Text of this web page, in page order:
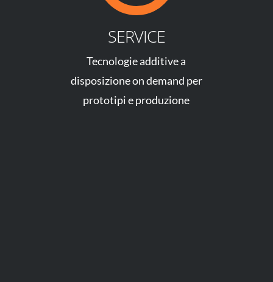
SERVICE
Tecnologie additive a
disposizione on demand per
prototipi e produzione